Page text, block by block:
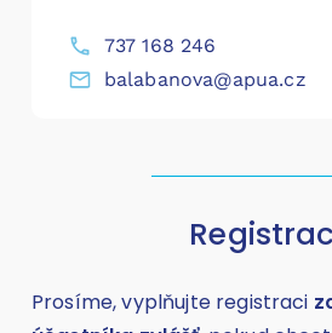
737 168 246
balabanova@apua.cz
Prosíme, vyplňujte registraci